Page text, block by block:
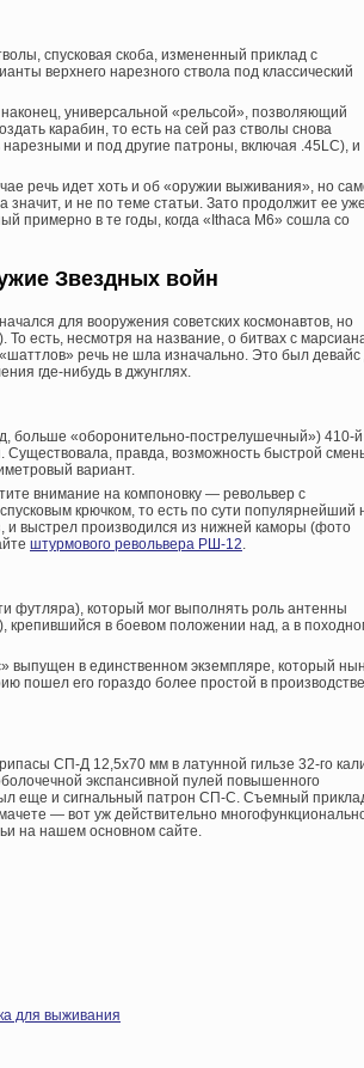
спусковая скоба, измененный приклад с
верхнего нарезного ствола под классический
универсальной «рельсой», позволяющий
карабин, то есть на сей раз стволы снова
и под другие патроны, включая .45LC), и
речь идет хоть и об «оружии выживания», но
и не по теме статьи. Зато продолжит ее уже
примерно в те годы, когда «Ithaca M6» сошла со
Звездных войн
для вооружения советских космонавтов, но
есть, несмотря на название, о битвах с
речь не шла изначально. Это был девайс
где-нибудь в джунглях.
больше «оборонительно-пострелушечный») 410-й
правда, возможность быстрой
вариант.
внимание на компоновку — револьвер с
крючком, то есть по сути популярнейший
выстрел производился из нижней каморы (фото
штурмового револьвера РШ-12.
футляра), который мог выполнять роль антенны
в боевом положении над, а в
выпущен в единственном экземпляре, который
пошел его гораздо более простой в
СП-Д 12,5х70 мм в латунной гильзе 32-го
экспансивной пулей повышенного
еще и сигнальный патрон СП-С. Съемный
— вот уж действительно
на нашем основном сайте.
для выживания